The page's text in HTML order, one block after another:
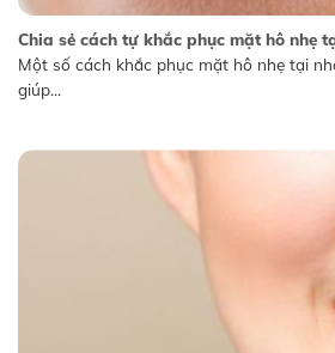
Chia sẻ cách tự khắc phục mặt hô nhẹ
Một số cách khắc phục mặt hô nhẹ tại
giúp...